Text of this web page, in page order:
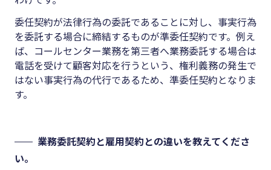
委任契約が法律行為の委託であることに対し、事実行為
を委託する場合に締結するものが準委任契約です。例え
ば、コールセンター業務を第三者へ業務委託する場合は
電話を受けて顧客対応を行うという、権利義務の発生で
はない事実行為の代行であるため、準委任契約となりま
す。
業務委託契約と雇用契約との違いを教えてくださ
い。